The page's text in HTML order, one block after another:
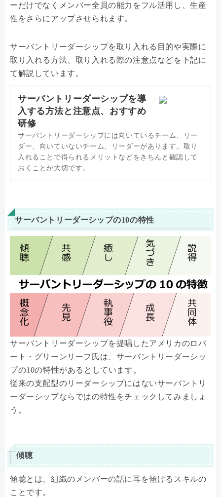
ーだけでなくメンバー全員の能力をフル活用し、生産
性をさらにアップさせられます。
サーバントリーダーシップを取り入れる目的や実際に
取り入れる方法、取り入れる際の注意点などを下記に
て解説しています。
サーバントリーダーシップを導
入する方法と注意点、おすすめ
研修
サーバントリーダーシップには向いているチーム、リー
ダー、向いていないチーム、リーダーがあります。取り
入れることで得られるメリットなどをきちんと確認して
おくことが大切です。
サーバントリーダーシップの10の特性
サーバントリーダーシップを提唱したアメリカのロバ
ート・グリーンリーフ氏は、サーバントリーダーシッ
プの10の特性があるとしています。
従来の支配型のリーダーシップにはないサーバントリ
ーダーシップならではの特性をチェックしてみましょ
う。
傾聴
傾聴とは、組織のメンバーの話に耳を傾けるスキルの
ことです。